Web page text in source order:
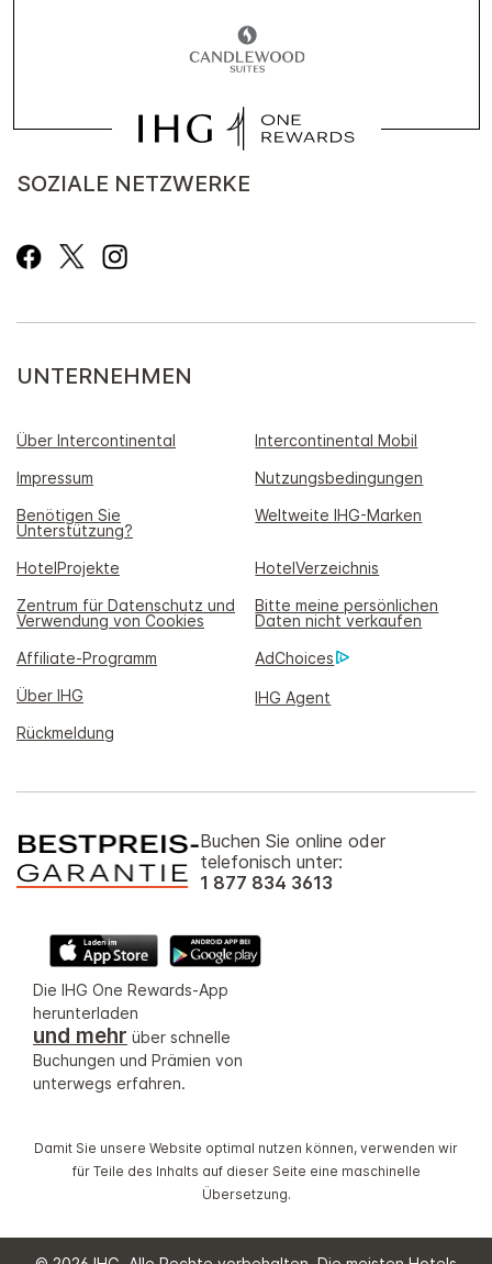
SOZIALE NETZWERKE
UNTERNEHMEN
Über Intercontinental
Intercontinental Mobil
Impressum
Nutzungsbedingungen
Benötigen Sie
Unterstützung?
Weltweite IHG-Marken
HotelProjekte
HotelVerzeichnis
Zentrum für Datenschutz und
Verwendung von Cookies
Bitte meine persönlichen
Daten nicht verkaufen
Affiliate-Programm
AdChoices
Über IHG
IHG Agent
Rückmeldung
Buchen Sie online oder
telefonisch unter:
1 877 834 3613
Die IHG One Rewards-App
herunterladen
und mehr über schnelle
Buchungen und Prämien von
unterwegs erfahren.
Damit Sie unsere Website optimal nutzen können, verwenden wir
für Teile des Inhalts auf dieser Seite eine maschinelle
Übersetzung.